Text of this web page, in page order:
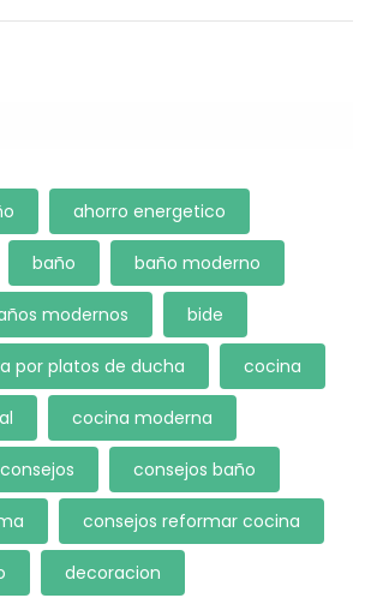
ahorro energetico
baño baño moderno
modernos bide
por platos de ducha cocina
cocina moderna
consejos consejos baño
consejos reformar cocina
decoracion